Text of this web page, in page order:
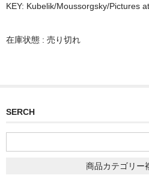
ORDER
NEWS
KEY: Kubelik/Moussorgsky/Pictures
在庫状態 : 売り切れ
SERCH
商品カテゴリー